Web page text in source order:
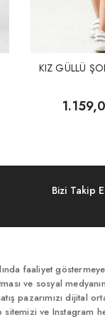
KIZ GÜLLÜ
Bizi Takip
faaliyet göstermeye
ve sosyal
pazarımızı dijital
ve Instagram